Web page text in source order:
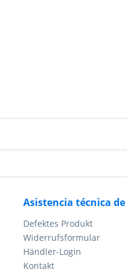
Asistencia técnica
Defektes Produkt
Widerrufsformular
Händler-Login
Kontakt